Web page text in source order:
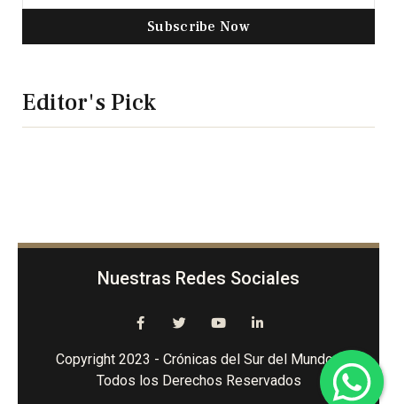
Subscribe Now
Editor's Pick
Nuestras Redes Sociales
Copyright 2023 - Crónicas del Sur del Mundo -
Todos los Derechos Reservados